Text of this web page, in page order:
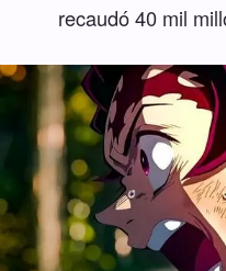
recaudó 40 mil